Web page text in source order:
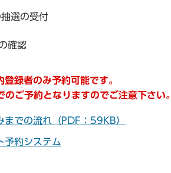
選の受付
確認
録者のみ予約可能です。
ご予約となりますのでご注意下さい。
までの流れ（PDF：59KB）
予約システム